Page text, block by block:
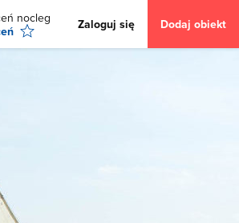
nocleg
Zaloguj się Dodaj obiekt